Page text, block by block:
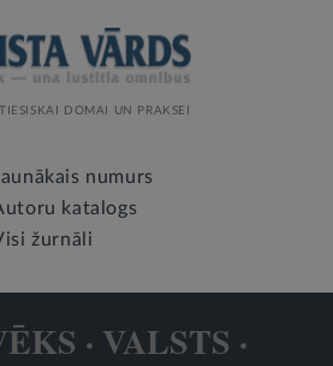
DOMAI UN PRAKSEI
numurs
katalogs
žurnāli
· VALSTS ·